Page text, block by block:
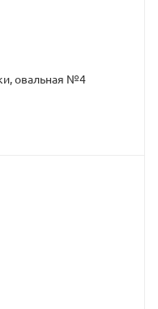
овальная №4